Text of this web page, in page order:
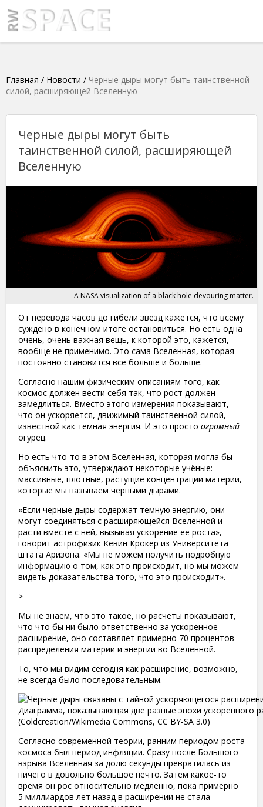
Главная / Новости / Черные дыры могут быть таинственной
силой, расширяющей Вселенную
Черные дыры могут быть
таинственной силой, расширяющей
Вселенную
A NASA visualization of a black hole devouring matter.
От перевода часов до гибели звезд кажется, что всему
суждено в конечном итоге остановиться. Но есть одна
очень, очень важная вещь, к которой это, кажется,
вообще не применимо. Это сама Вселенная, которая
постоянно становится все больше и больше.
Согласно нашим физическим описаниям того, как
космос должен вести себя так, что рост должен
замедлиться. Вместо этого измерения показывают,
что он ускоряется, движимый таинственной силой,
известной как темная энергия. И это просто огромный
огурец.
Но есть что-то в этом Вселенная, которая могла бы
объяснить это, утверждают некоторые учёные:
массивные, плотные, растущие концентрации материи,
которые мы называем чёрными дырами.
«Если черные дыры содержат темную энергию, они
могут соединяться с расширяющейся Вселенной и
расти вместе с ней, вызывая ускорение ее роста», —
говорит астрофизик Кевин Крокер из Университета
штата Аризона. «Мы не можем получить подробную
информацию о том, как это происходит, но мы можем
видеть доказательства того, что это происходит».
>
Мы не знаем, что это такое, но расчеты показывают,
что что бы ни было ответственно за ускоренное
расширение, оно составляет примерно 70 процентов
распределения материи и энергии во Вселенной.
То, что мы видим сегодня как расширение, возможно,
не всегда было последовательным.
Диаграмма, показывающая две разные эпохи ускоренного
(Coldcreation/Wikimedia Commons, CC BY-SA 3.0)
Согласно современной теории, ранним периодом роста
космоса был период инфляции. Сразу после Большого
взрыва Вселенная за долю секунды превратилась из
ничего в довольно большое нечто. Затем какое-то
время он рос относительно медленно, пока примерно
5 миллиардов лет назад в расширении не стала